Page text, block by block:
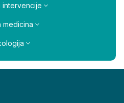
intervencije
medicina